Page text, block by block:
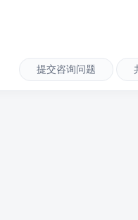
提交咨询问题